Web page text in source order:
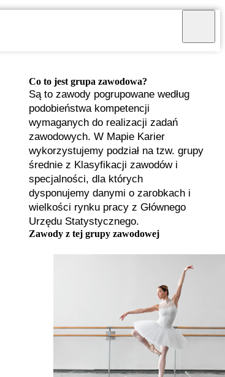
całkowite wynagrodzenie
miesięczne brutto nie dla tego zawodu, lecz
uśrednione dla wszystkich zawodów z grupy,
do której należy ten zawód według Głównego
Urzędu Statystycznego Struktura wynagrodzeń
Co to jest grupa zawodowa?
Są to zawody pogrupowane według
podobieństwa kompetencji
wymaganych do realizacji zadań
zawodowych. W Mapie Karier
wykorzystujemy podział na tzw. grupy
średnie z Klasyfikacji zawodów i
specjalności, dla których
dysponujemy danymi o zarobkach i
wielkości rynku pracy z Głównego
Urzędu Statystycznego.
Zawody z tej grupy zawodowej